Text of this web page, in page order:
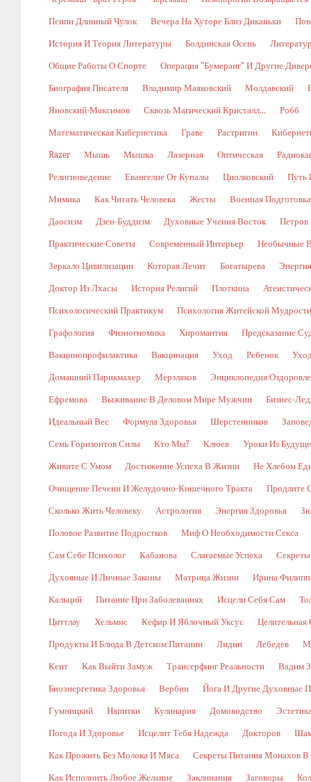
Пеппи Длинный Чулок Вечера На Хуторе Близ Диканьки
История И Теория Литературы Болдинская Осень
Общие Работы О Спорте Операция "Бумеранг" И Другие
Биография Писателя Владимир Маяковский Молдавский
Яновский-Максимов Сквозь Магический Кристалл... Робб
Математическая Кибернетика Граве Растригин
Razer Мышь Мышка Лазерная Оптическая
Религиоведение Евангелие От Купалы Циолковский Путь
Мимика Как Читать Человека Жесты Военная Подготовка
Даосизм Дзен-Буддизм Духовные Учения Восток Петров
Практические Советы Современный Интерьер Необычные
Зеркало Цивилизации Которая Лечит Богатырева
Доктор Из Лхасы История Религий Плоткина
Психологический Практикум Психология Житейской Мудрости
Графология Физиогномика Хиромантия Предсказание
Вакцинопрофилактика Вакцинация Уход Ребенок
Домашний Парикмахер Мерзляков Энциклопедия
Ефремова Выживание В Деловом Мире Мужчин Бизнес-
Идеальный Вес Формула Здоровья Шерстенников
Семь Горизонтов Силы Кто Мы? Клюев Уроки Из
Живите С Умом Достижение Успеха В Жизни Не Хлебом
Очищение Печени И Желудочно-Кишечного Тракта Продлите
Сколько Жить Человеку Астрология Энергия Здоровья
Половое Развитие Подростков Миф О Необходимости Секса
Сам Себе Психолог Кабанова Слагаемые Успеха
Духовные И Личные Законы Матрица Жизни Ирина
Кальций Питание При Заболеваниях Исцели Себя Сам
Циттлау Хельмис Кефир И Яблочный Уксус Целительная
Продукты И Блюда В Детском Питании Лидин Лебедев
Кент Как Выйти Замуж Трансерфинг Реальности Вадим
Биоэнергетика Здоровья Вербин Йога И Другие Духовные
Гумницкий Напитки Кулинария Домоводство
Погода И Здоровье Исцелит Тебя Надежда Докторов
Как Прожить Без Молока И Мяса Секреты Питания Монахов В
Как Исполнить Любое Желание Заклинания Заговоры